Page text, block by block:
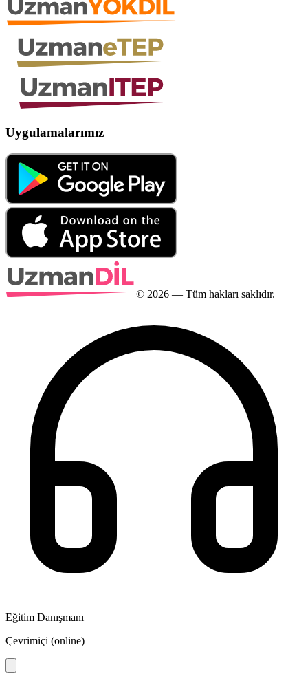
Uygulamalarımız
© 2026 — Tüm hakları saklıdır.
Eğitim Danışmanı
Çevrimiçi (online)